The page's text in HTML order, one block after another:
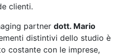
clienti.
partner dott. Mario
distintivi dello studio è
costante con le imprese,